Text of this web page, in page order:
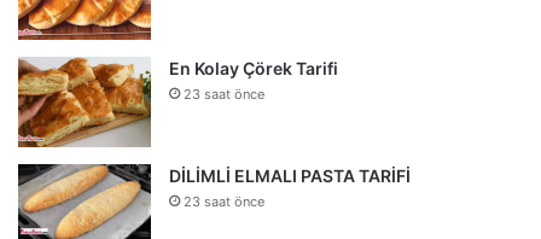
En Kolay Çörek Tarifi
23 saat önce
DİLİMLİ ELMALI PASTA TARİFİ
23 saat önce